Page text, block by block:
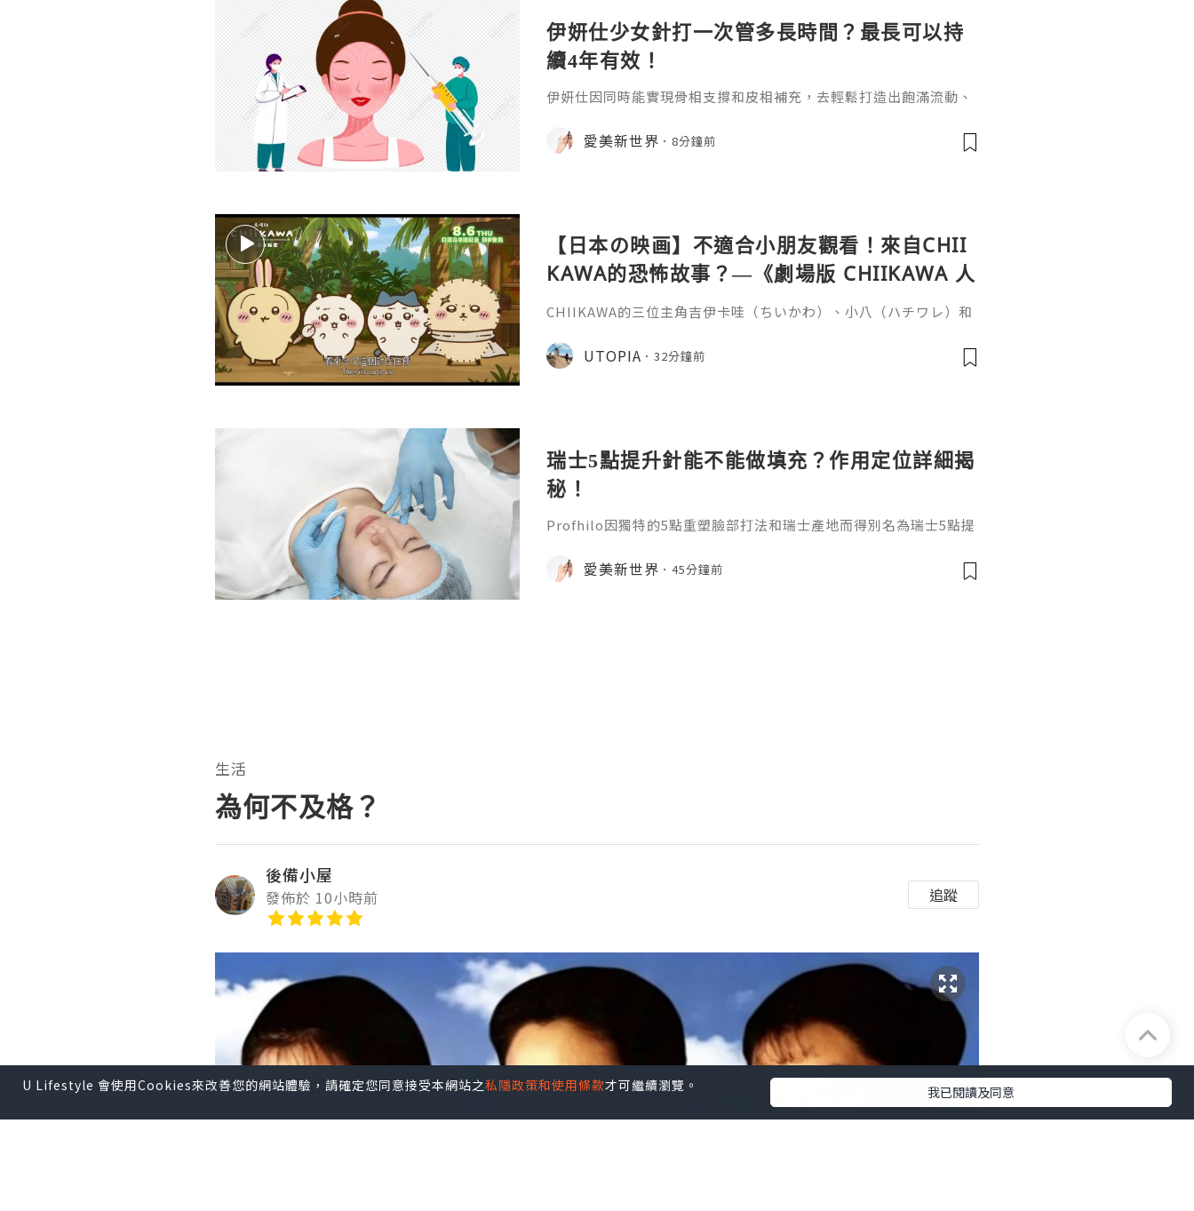
U Lifestyle 會使用Cookies來改善您的網站體驗，請確定您同意接受本網站之私隱政策和使用條款才可繼續瀏覽。 我已閱讀及同意
伊妍仕少女針打一次管多長時間？最長可以持
續4年有效！
伊妍仕因同時能實現骨相支撐和皮相補充，去輕鬆打造出飽滿流動、
非永久，伊妍仕少女針打一次管多長時間？這個問題要從它的核心成
分邏輯和不同劑型的差異說起。1.區別於普通玻尿酸的長效再生邏輯
愛美新世界 8分鐘前
【日本の映画】不適合小朋友觀看！來自CHII
KAWA的恐怖故事？—《劇場版 CHIIKAWA 人
魚島的秘密》
CHIIKAWA的三位主角吉伊卡哇（ちいかわ）、小八（ハチワレ）和
關？《劇場版 CHIIKAWA 人魚島的秘密》（映画ちいかわ 人魚の
島のひみつ）講述兔兔在草地上休息的時候，突然收到一張傳單，邀
UTOPIA 32分鐘前
瑞士5點提升針能不能做填充？作用定位詳細揭
秘！
Profhilo因獨特的5點重塑臉部打法和瑞士產地而得別名為瑞士5點提
麼？它有什麼效果？瑞士5點提升針有填充效果嗎？結合它的產品定
位就能得到清晰的答案。1.生物重塑的獨特作用邏輯瑞士5點提升針是
愛美新世界 45分鐘前
生活
為何不及格？
後備小屋
發佈於 10小時前 追蹤